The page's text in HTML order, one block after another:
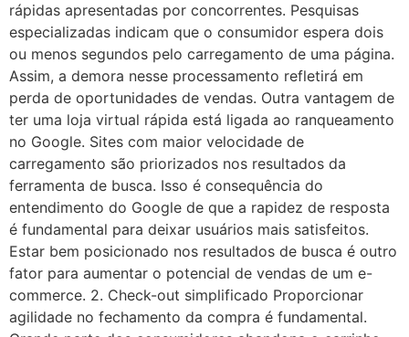
rápidas apresentadas por concorrentes. Pesquisas
especializadas indicam que o consumidor espera dois
ou menos segundos pelo carregamento de uma página.
Assim, a demora nesse processamento refletirá em
perda de oportunidades de vendas. Outra vantagem de
ter uma loja virtual rápida está ligada ao ranqueamento
no Google. Sites com maior velocidade de
carregamento são priorizados nos resultados da
ferramenta de busca. Isso é consequência do
entendimento do Google de que a rapidez de resposta
é fundamental para deixar usuários mais satisfeitos.
Estar bem posicionado nos resultados de busca é outro
fator para aumentar o potencial de vendas de um e-
commerce. 2. Check-out simplificado Proporcionar
agilidade no fechamento da compra é fundamental.